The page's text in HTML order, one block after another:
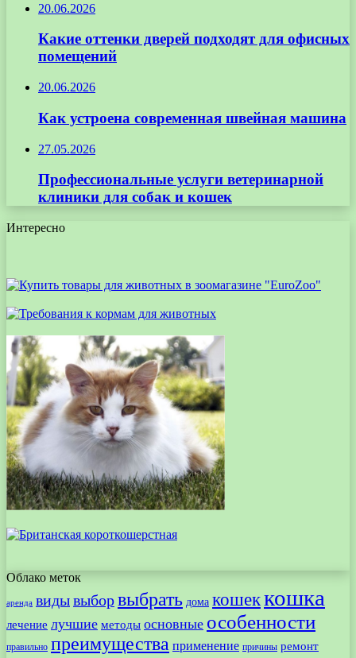
20.06.2026
Какие оттенки дверей подходят для офисных
помещений
20.06.2026
Как устроена современная швейная машина
27.05.2026
Профессиональные услуги ветеринарной
клиники для собак и кошек
Интересно
Облако меток
аренда видывыборвыбрать дома кошеккошка
лечение лучшие методы основные особенности
правильно преимущества применение причины ремонт